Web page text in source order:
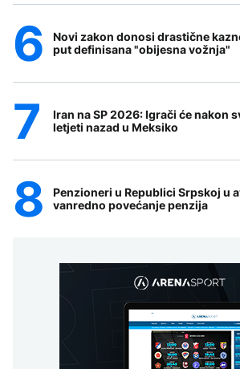
Novi zakon donosi drastične
put definisana "obijesna vožnja"
Iran na SP 2026: Igrači će nakon
letjeti nazad u Meksiko
Penzioneri u Republici Srpskoj u
vanredno povećanje penzija